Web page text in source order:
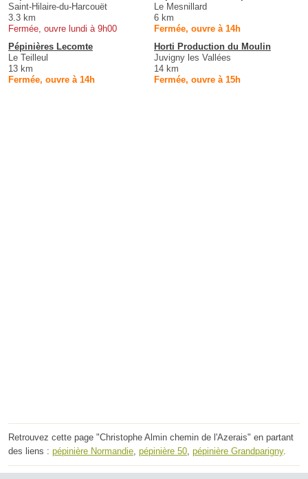
Saint-Hilaire-du-Harcouët
3.3 km
Fermée, ouvre lundi à 9h00
Le Mesnillard
6 km
Fermée, ouvre à 14h
Pépinières Lecomte
Le Teilleul
13 km
Fermée, ouvre à 14h
Horti Production du Moulin
Juvigny les Vallées
14 km
Fermée, ouvre à 15h
Retrouvez cette page "Christophe Almin chemin de l'Azerais" en partant
des liens : pépinière Normandie pépinière 50 pépinière Grandparigny.